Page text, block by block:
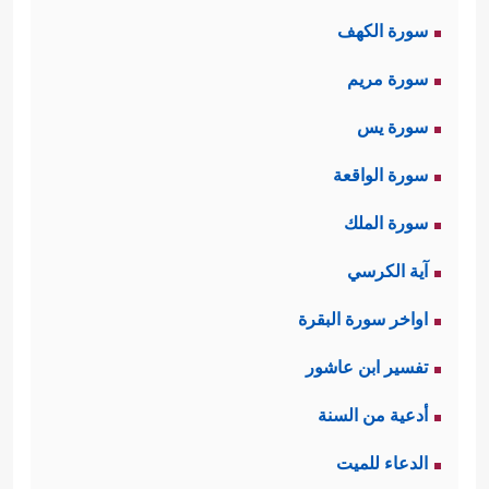
الأعمى؛ إذ جاء إلى النبيّ
يسأله في أمور دينه، فأعرَضَ عنه النبيُّ
ﷺ، وانشغل بغيره من كبراء القوم،
وكان هذا اجتهادًا منه
بهؤلاء الدعوة ويُقوِّي من عُودها، وليدفع
عن أصحابه شرَّ ما يتعرّضون له على
عاتبه على ذلك، مبيّنًا لقاعدةٍ مبدئيَّةٍ من
قواعد التعامل مع الناس
﴿١﴾
أَن جَاۤءَهُ ٱلۡأَعۡمَىٰ
سورة الكهف
سورة مريم
سورة يس
سورة الواقعة
سورة الملك
آية الكرسي
اواخر سورة البقرة
تفسير ابن عاشور
أدعية من السنة
الدعاء للميت